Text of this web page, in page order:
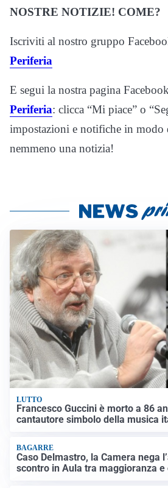
NOSTRE NOTIZIE! COME?
Iscriviti al nostro gruppo
Periferia
E segui la nostra pagina
Periferia: clicca “Mi piace” o
impostazioni e notifiche in modo
nemmeno una notizia!
LUTTO
Francesco Guccini è morto a 86
cantautore simbolo della musica
BAGARRE
Caso Delmastro, la Camera nega
scontro in Aula tra maggioranza e